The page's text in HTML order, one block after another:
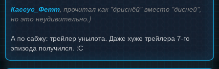
Кассус_Фетт, прочитал как "дриснёй" вместо "дисней",
но это неудивительно.)
А по сабжу: трейлер унылота. Даже хуже трейлера 7-го
эпизода получился. :С